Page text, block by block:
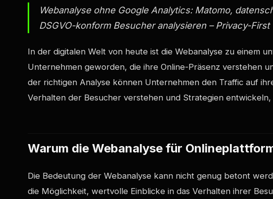
Webanalyse ohne Google Analytics: Matomo,
DSGVO-konform Besucher analysieren – Privacy-First
In der digitalen Welt von heute ist die Webanalyse zu einem
Unternehmen geworden, die ihre Online-Präsenz verstehen
der richtigen Analyse können Unternehmen den Traffic auf
Verhalten der Besucher verstehen und Strategien
Warum die Webanalyse für
Die Bedeutung der Webanalyse kann nicht genug betont
die Möglichkeit, wertvolle Einblicke in das Verhalten ihrer